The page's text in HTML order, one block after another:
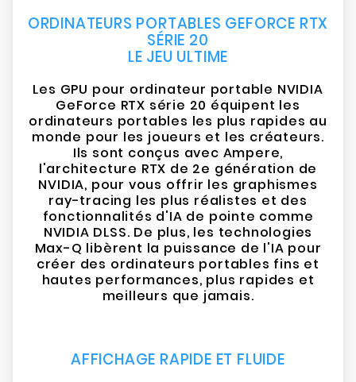
ORDINATEURS PORTABLES GEFORCE RTX
SÉRIE 20
LE JEU ULTIME
Les GPU pour ordinateur portable NVIDIA
GeForce RTX série 20 équipent les
ordinateurs portables les plus rapides au
monde pour les joueurs et les créateurs.
Ils sont conçus avec Ampere,
l'architecture RTX de 2e génération de
NVIDIA, pour vous offrir les graphismes
ray-tracing les plus réalistes et des
fonctionnalités d'IA de pointe comme
NVIDIA DLSS. De plus, les technologies
Max-Q libèrent la puissance de l'IA pour
créer des ordinateurs portables fins et
hautes performances, plus rapides et
meilleurs que jamais.
AFFICHAGE RAPIDE ET FLUIDE